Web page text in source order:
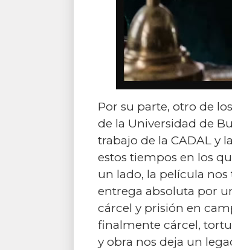
Por su parte, otro de
de la Universidad de
trabajo de la CADAL y
estos tiempos en los
un lado, la película
entrega absoluta por
cárcel y prisión en
finalmente cárcel,
y obra nos deja un